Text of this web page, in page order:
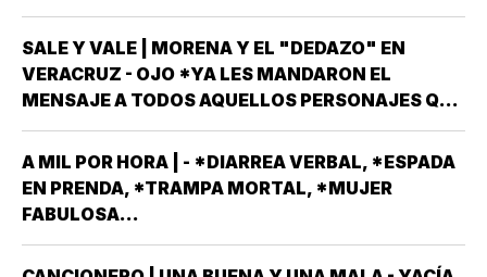
COSAS QUE NO LLEVABAS PLANEADA *ME HAN
OCURRIDO ALGUNAS OCASIONES *AHORA
REMEMORO ESTA PORQUE TENEMOS A UN
MEXICANO EN EL TOP TEN DE…
SALE Y VALE | MORENA Y EL "DEDAZO" EN
VERACRUZ - OJO *YA LES MANDARON EL
MENSAJE A TODOS AQUELLOS PERSONAJES QUE
ASPIRAN A SER CANDIDATOS A DIPUTADOS
LOCALES, EN ALGUNO DE LOS 30 DISTRITOS QUE
HAY EN VERACRUZ POR EL PARTIDO MORENA,
DESPUÉS QUE NO…
A MIL POR HORA | - *DIARREA VERBAL, *ESPADA
EN PRENDA, *TRAMPA MORTAL, *MUJER
FABULOSA...